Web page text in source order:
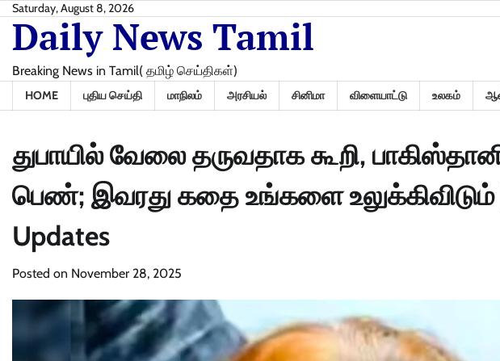
Skip
content
Saturday, August 8, 2026
Daily News Tamil
Breaking News in Tamil( தமிழ் செய்திகள்)
HOME புதிய செய்தி மாநிலம் அரசியல் சினிமா விளையாட்டு உலகம்
துபாயில் வேலை தருவதாக கூறி,
பெண்; இவரது கதை உங்களை உலுக்கிவிடும்
Updates
Posted on November 28, 2025